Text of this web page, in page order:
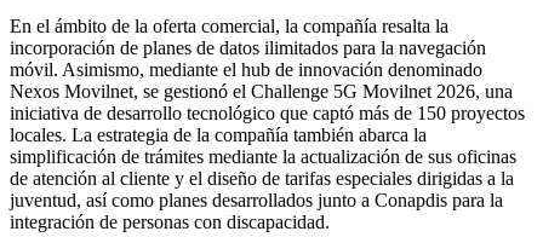
En el ámbito de la oferta comercial, la compañía resalta la
incorporación de planes de datos ilimitados para la navegación
móvil. Asimismo, mediante el hub de innovación denominado
Nexos Movilnet, se gestionó el Challenge 5G Movilnet 2026, una
iniciativa de desarrollo tecnológico que captó más de 150 proyectos
locales. La estrategia de la compañía también abarca la
simplificación de trámites mediante la actualización de sus oficinas
de atención al cliente y el diseño de tarifas especiales dirigidas a la
juventud, así como planes desarrollados junto a Conapdis para la
integración de personas con discapacidad.